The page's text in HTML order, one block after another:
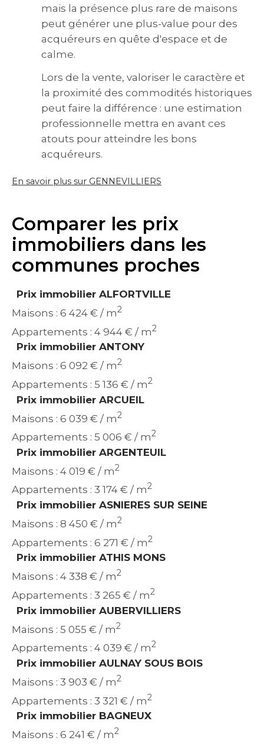
mais la présence plus rare de maisons
peut générer une plus-value pour des
acquéreurs en quête d'espace et de
calme.
Lors de la vente, valoriser le caractère et
la proximité des commodités historiques
peut faire la différence : une estimation
professionnelle mettra en avant ces
atouts pour atteindre les bons
acquéreurs.
En savoir plus sur GENNEVILLIERS
Comparer les prix
immobiliers dans les
communes proches
Prix immobilier ALFORTVILLE
Maisons : 6 424 € / m2
Appartements : 4 944 € / m2
Prix immobilier ANTONY
Maisons : 6 092 € / m2
Appartements : 5 136 € / m2
Prix immobilier ARCUEIL
Maisons : 6 039 € / m2
Appartements : 5 006 € / m2
Prix immobilier ARGENTEUIL
Maisons : 4 019 € / m2
Appartements : 3 174 € / m2
Prix immobilier ASNIERES SUR SEINE
Maisons : 8 450 € / m2
Appartements : 6 271 € / m2
Prix immobilier ATHIS MONS
Maisons : 4 338 € / m2
Appartements : 3 265 € / m2
Prix immobilier AUBERVILLIERS
Maisons : 5 055 € / m2
Appartements : 4 039 € / m2
Prix immobilier AULNAY SOUS BOIS
Maisons : 3 903 € / m2
Appartements : 3 321 € / m2
Prix immobilier BAGNEUX
Maisons : 6 241 € / m2